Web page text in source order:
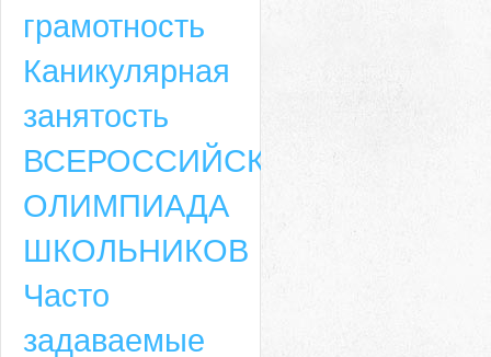
грамотность
Каникулярная
занятость
ВСЕРОССИЙСКАЯ
ОЛИМПИАДА
ШКОЛЬНИКОВ
Часто
задаваемые